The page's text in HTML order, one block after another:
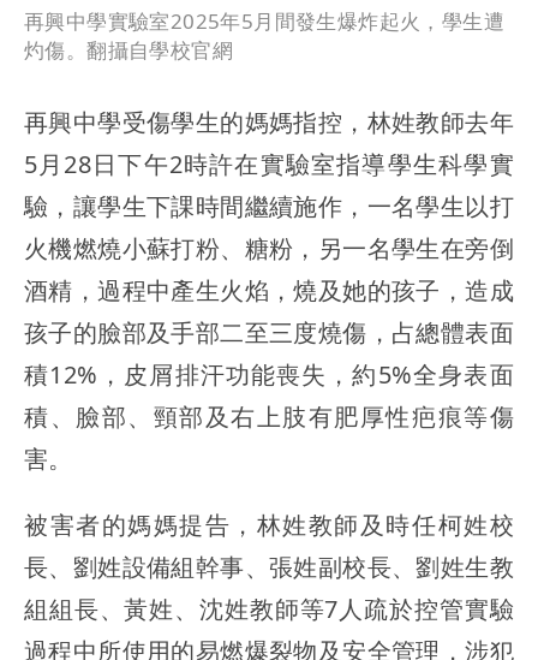
再興中學實驗室2025年5月間發生爆炸起火，學生遭
灼傷。翻攝自學校官網
再興中學受傷學生的媽媽指控，林姓教師去年
5月28日下午2時許在實驗室指導學生科學實
驗，讓學生下課時間繼續施作，一名學生以打
火機燃燒小蘇打粉、糖粉，另一名學生在旁倒
酒精，過程中產生火焰，燒及她的孩子，造成
孩子的臉部及手部二至三度燒傷，占總體表面
積12%，皮屑排汗功能喪失，約5%全身表面
積、臉部、頸部及右上肢有肥厚性疤痕等傷
害。
被害者的媽媽提告，林姓教師及時任柯姓校
長、劉姓設備組幹事、張姓副校長、劉姓生教
組組長、黃姓、沈姓教師等7人疏於控管實驗
過程中所使用的易燃爆裂物及安全管理，涉犯